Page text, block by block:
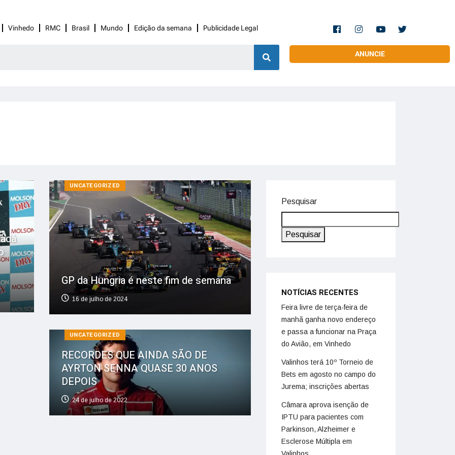
Vinhedo RMC Brasil Mundo Edição da semana Publicidade Legal
ANUNCIE
UNCATEGORIZED
GP da Hungria é neste fim de semana
16 de julho de 2024
UNCATEGORIZED
RECORDES QUE AINDA SÃO DE
AYRTON SENNA QUASE 30 ANOS
DEPOIS
24 de julho de 2022
Pesquisar
Pesquisar
NOTÍCIAS RECENTES
Feira livre de terça-feira de
manhã ganha novo endereço
e passa a funcionar na Praça
do Avião, em Vinhedo
Valinhos terá 10º Torneio de
Bets em agosto no campo do
Jurema; inscrições abertas
Câmara aprova isenção de
IPTU para pacientes com
Parkinson, Alzheimer e
Esclerose Múltipla em